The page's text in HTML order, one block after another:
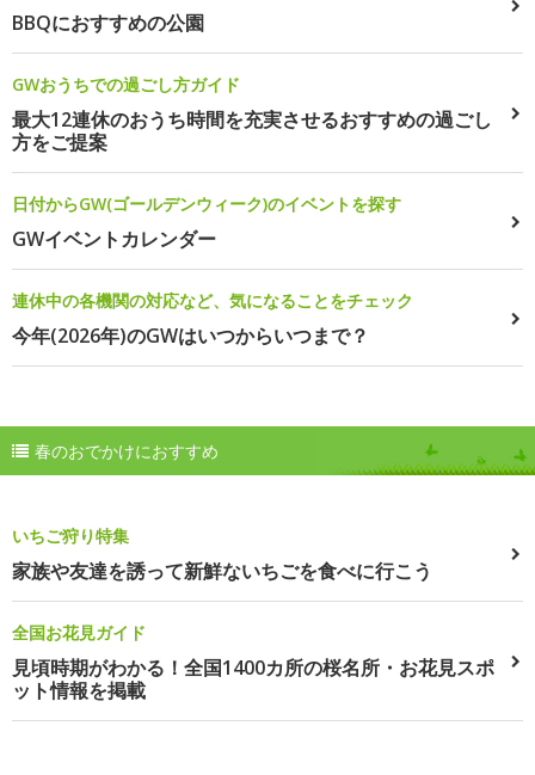
BBQにおすすめの公園
GWおうちでの過ごし方ガイド
最大12連休のおうち時間を充実させるおすすめの過ごし
方をご提案
日付からGW(ゴールデンウィーク)のイベントを探す
GWイベントカレンダー
連休中の各機関の対応など、気になることをチェック
今年(2026年)のGWはいつからいつまで？
春のおでかけにおすすめ
いちご狩り特集
家族や友達を誘って新鮮ないちごを食べに行こう
全国お花見ガイド
見頃時期がわかる！全国1400カ所の桜名所・お花見スポ
ット情報を掲載